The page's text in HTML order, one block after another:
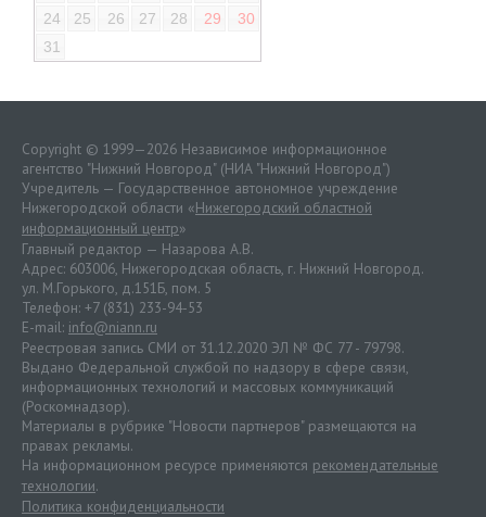
24
25 26 27 28 29
30
31
Copyright © 1999—2026 Независимое информационное
агентство "Нижний Новгород" (НИА "Нижний Новгород")
Учредитель — Государственное автономное учреждение
Нижегородской области «Нижегородский областной
информационный центр»
Главный редактор — Назарова А.В.
Адрес: 603006, Нижегородская область, г. Нижний Новгород.
ул. М.Горького, д.151Б, пом. 5
Телефон: +7 (831) 233-94-53
E-mail: info@niann.ru
Реестровая запись СМИ от 31.12.2020 ЭЛ № ФС 77 - 79798.
Выдано Федеральной службой по надзору в сфере связи,
информационных технологий и массовых коммуникаций
(Роскомнадзор).
Материалы в рубрике "Новости партнеров" размещаются на
правах рекламы.
На информационном ресурсе применяются рекомендательные
технологии.
Политика конфиденциальности